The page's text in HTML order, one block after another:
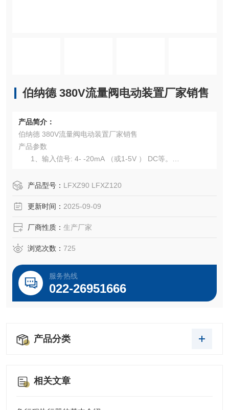
伯纳德 380V流量阀电动装置厂家销售
产品简介：
伯纳德 380V流量阀电动装置厂家销售
产品参数
1、输入信号: 4- -20mA （或1-5V ） DC等。
3、输入通道个数: 1 （分立式为3个）
产品型号： LFXZ90 LFXZ120
更新时间： 2025-09-09
厂商性质： 生产厂家
浏览次数： 725
服务热线
022-26951666
产品分类
相关文章